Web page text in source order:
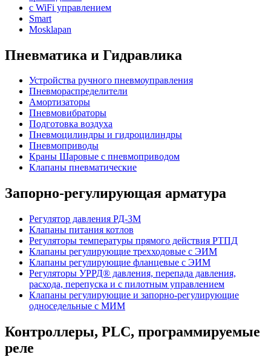
с WiFi управлением
Smart
Mosklapan
Пневматика и Гидравлика
Устройства ручного пневмоуправления
Пневмораспределители
Амортизаторы
Пневмовибраторы
Подготовка воздуха
Пневмоцилиндры и гидроцилиндры
Пневмоприводы
Краны Шаровые с пневмоприводом
Клапаны пневматические
Запорно-регулирующая арматура
Регулятор давления РД-3М
Клапаны питания котлов
Регуляторы температуры прямого действия РТПД
Клапаны регулирующие трехходовые с ЭИМ
Клапаны регулирующие фланцевые с ЭИМ
Регуляторы УРРД® давления, перепада давления,
расхода, перепуска и с пилотным управлением
Клапаны регулирующие и запорно-регулирующие
односедельные с МИМ
Контроллеры, PLС, программируемые
реле